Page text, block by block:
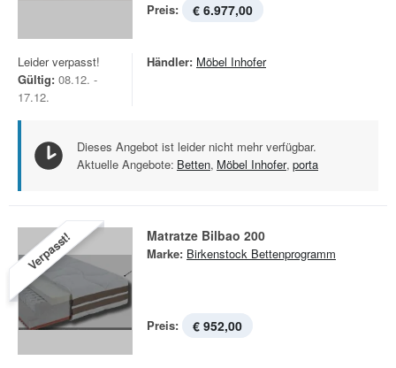
Preis: € 6.977,00
Leider verpasst!
Gültig: 08.12. -
17.12.
Händler: Möbel Inhofer
Dieses Angebot ist leider nicht mehr verfügbar.
Aktuelle Angebote: Betten, Möbel Inhofer, porta
Verpasst! Matratze Bilbao 200
Marke: Birkenstock Bettenprogramm
Preis: € 952,00